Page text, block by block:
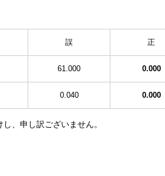
誤 正
61.000 0.000
0.040 0.000
、申し訳ございません。